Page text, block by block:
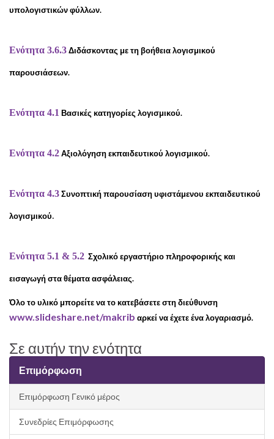
υπολογιστικών φύλλων.
Ενότητα 3.6.3Διδάσκοντας με τη βοήθεια λογισμικού
παρουσιάσεων.
Ενότητα 4.1 Βασικές κατηγορίες λογισμικού.
Ενότητα 4.2Αξιολόγηση εκπαιδευτικού λογισμικού.
Ενότητα 4.3Συνοπτική παρουσίαση υφιστάμενου εκπαιδευτικού
λογισμικού.
Ενότητα 5.1 & 5.2 Σχολικό εργαστήριο πληροφορικής και
εισαγωγή στα θέματα ασφάλειας.
Όλο το υλικό μπορείτε να το κατεβάσετε στη διεύθυνση
www.slideshare.net/makrib αρκεί να έχετε ένα λογαριασμό.
Σε αυτήν την ενότητα
Επιμόρφωση
Επιμόρφωση Γενικό μέρος
Συνεδρίες Επιμόρφωσης